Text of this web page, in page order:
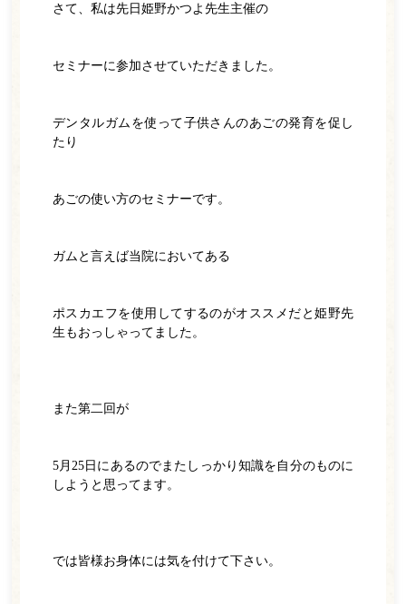
さて、私は先日姫野かつよ先生主催の
セミナーに参加させていただきました。
デンタルガムを使って子供さんのあごの発育を促し
たり
あごの使い方のセミナーです。
ガムと言えば当院においてある
ポスカエフを使用してするのがオススメだと姫野先
生もおっしゃってました。
また第二回が
5月25日にあるのでまたしっかり知識を自分のものに
しようと思ってます。
では皆様お身体には気を付けて下さい。
WEB予約
電話をかける